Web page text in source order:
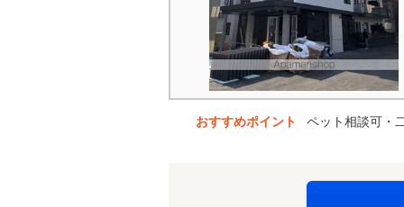
おすすめポイント ペット相談可・